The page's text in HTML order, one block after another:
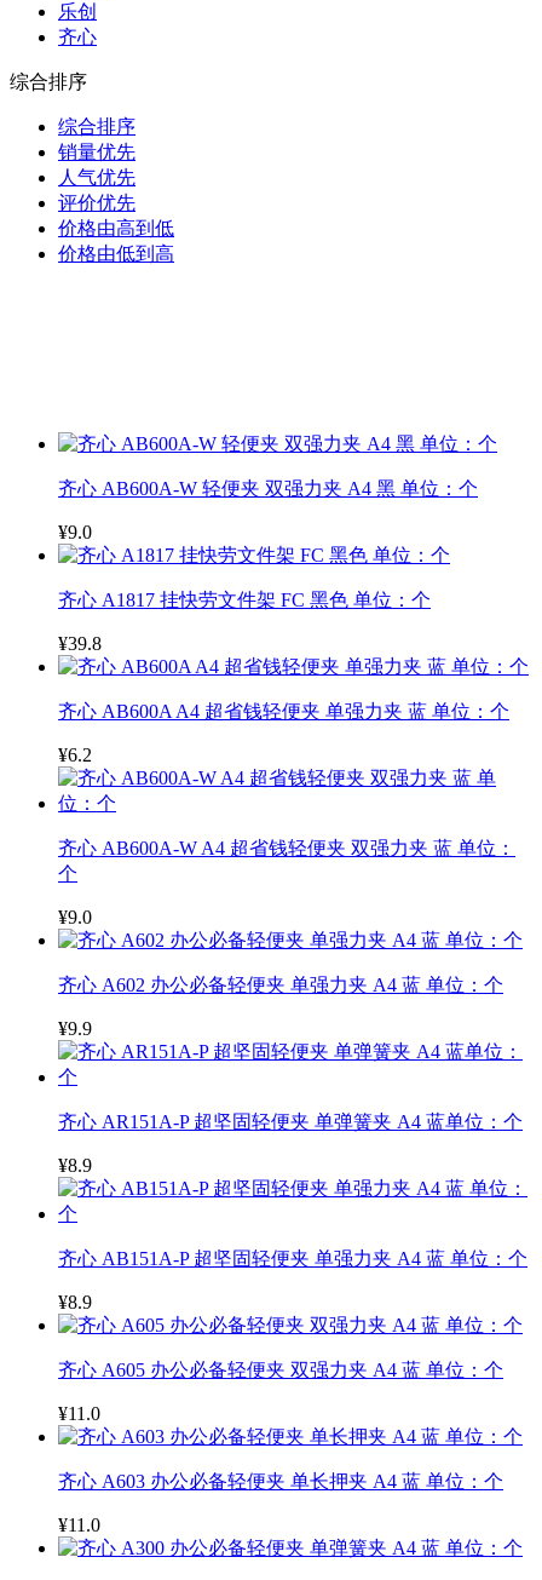
乐创
齐心
综合排序
综合排序
销量优先
人气优先
评价优先
价格由高到低
价格由低到高
齐心 AB600A-W 轻便夹 双强力夹 A4 黑 单位：个
¥9.0
齐心 A1817 挂快劳文件架 FC 黑色 单位：个
¥39.8
齐心 AB600A A4 超省钱轻便夹 单强力夹 蓝 单位：个
¥6.2
齐心 AB600A-W A4 超省钱轻便夹 双强力夹 蓝 单位：
个
¥9.0
齐心 A602 办公必备轻便夹 单强力夹 A4 蓝 单位：个
¥9.9
齐心 AR151A-P 超坚固轻便夹 单弹簧夹 A4 蓝单位：个
¥8.9
齐心 AB151A-P 超坚固轻便夹 单强力夹 A4 蓝 单位：个
¥8.9
齐心 A605 办公必备轻便夹 双强力夹 A4 蓝 单位：个
¥11.0
齐心 A603 办公必备轻便夹 单长押夹 A4 蓝 单位：个
¥11.0